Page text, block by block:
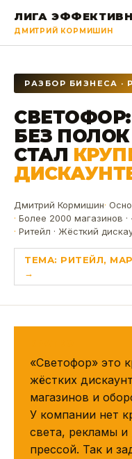
ЛИГА
ДМИТРИЙ КОРМИШИН
РАЗБОР БИЗНЕСА ·
БЕЗ
СТАЛ
Дмитрий Кормишин
Более 2000 магазинов
Ритейл · Жёсткий
ТЕМА: РИТЕЙЛ,
→
«Светофор» это
жёстких
магазинов и
У компании нет
света, рекламы
прессой. Так и